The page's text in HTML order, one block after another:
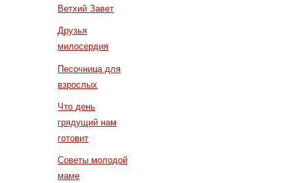
Ветхий Завет
Друзья
милосердия
Песочница для
взрослых
Что день
грядущий нам
готовит
Советы молодой
маме